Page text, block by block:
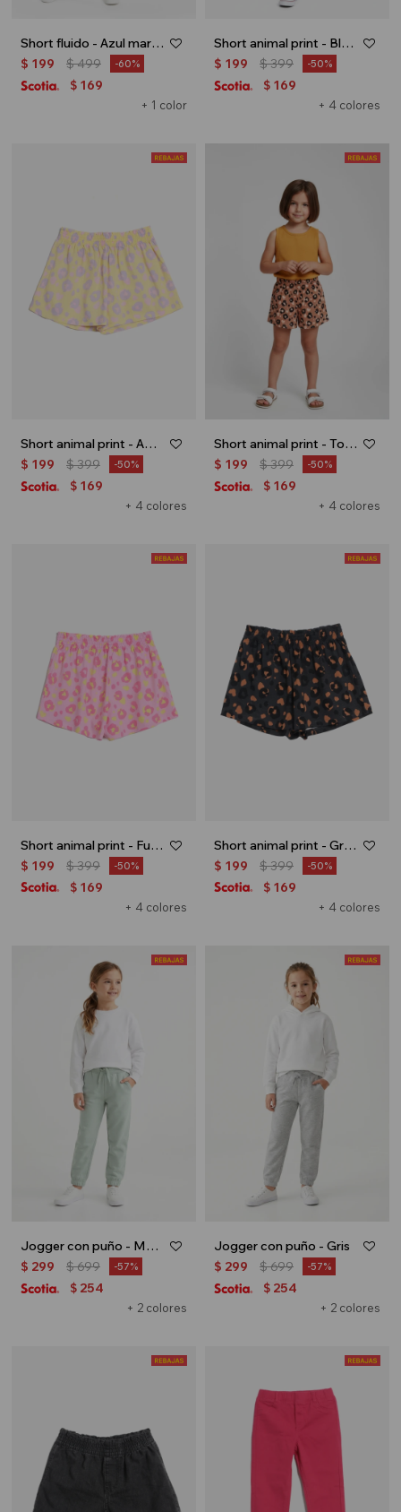
Short fluido - Azul marino
+ 1 color
$ 199 $499 60
$ 169
Short animal print - Blanco
+ 4 colores
$ 199 $399 50
$ 169
Short animal print - Amarillo
+ 4 colores
$ 199 $399 50
$ 169
Short animal print - Tostado
+ 4 colores
$ 199 $399 50
$ 169
Short animal print - Fucsia
+ 4 colores
$ 199 $399 50
$ 169
Short animal print - Gris oscuro
+ 4 colores
$ 199 $399 50
$ 169
Jogger con puño - Menta
+ 2 colores
$ 299 $699 57
$ 254
Jogger con puño - Gris
+ 2 colores
$ 299 $699 57
$ 254